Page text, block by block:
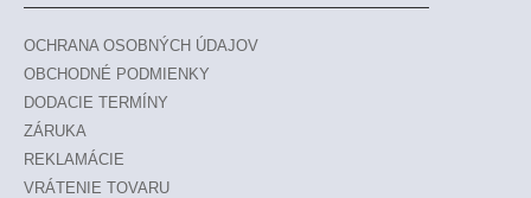
OCHRANA OSOBNÝCH ÚDAJOV
OBCHODNÉ PODMIENKY
DODACIE TERMÍNY
ZÁRUKA
REKLAMÁCIE
VRÁTENIE TOVARU